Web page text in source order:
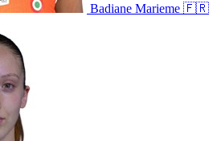
Badiane Marieme 🇫🇷